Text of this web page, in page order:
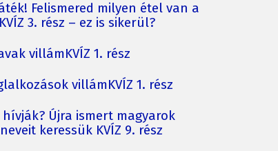
Felismered milyen étel van a
3. rész – ez is sikerül?
villámKVÍZ 1. rész
villámKVÍZ 1. rész
hívják? Újra ismert magyarok
keressük KVÍZ 9. rész